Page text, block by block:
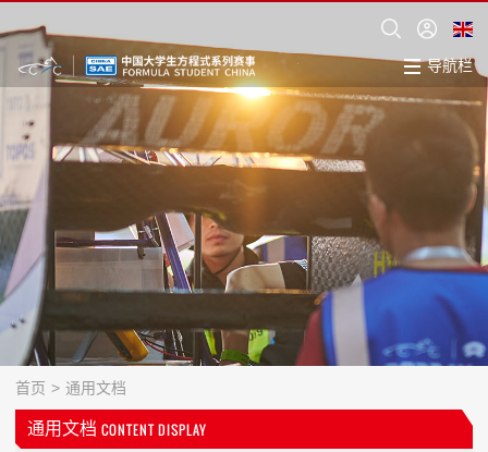
导航栏
首页 > 通用文档
通用文档 CONTENT DISPLAY